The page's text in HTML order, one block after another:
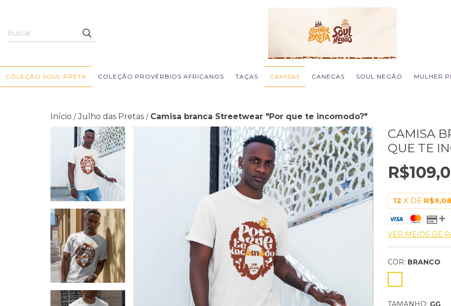
COLEÇÃO SOUL PRETA COLEÇÃO PROVÉRBIOS AFRICANOS TAÇAS CAMISAS CANECAS SOUL NEGÃO MULHER
Início / Julho das Pretas / Camisa branca Streetwear "Por que te incomodo?"
CAMISA
QUE TE
12 X DE R$9,08
VER MEIOS DE
COR: BRANCO
TAMANHO: GG